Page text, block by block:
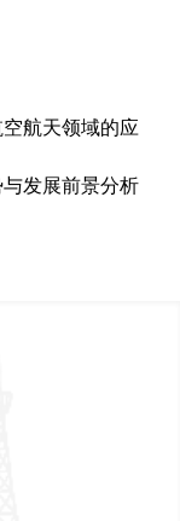
航天领域的应
发展前景分析